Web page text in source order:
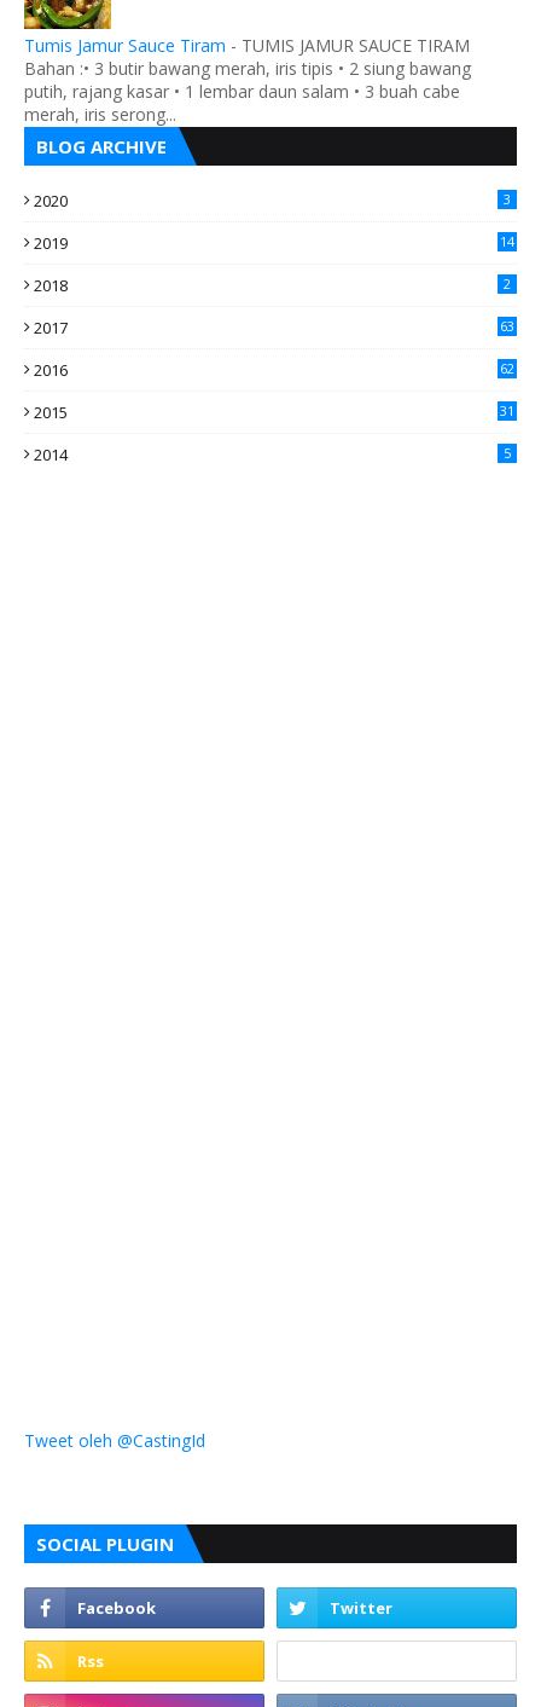
Tumis Jamur Sauce Tiram - TUMIS JAMUR SAUCE TIRAM
Bahan :• 3 butir bawang merah, iris tipis • 2 siung bawang
putih, rajang kasar • 1 lembar daun salam • 3 buah cabe
merah, iris serong...
BLOG ARCHIVE
2020 3
2019 14
2018 2
2017 63
2016
62
2015
31
2014 5
Tweet oleh @CastingId
SOCIAL PLUGIN